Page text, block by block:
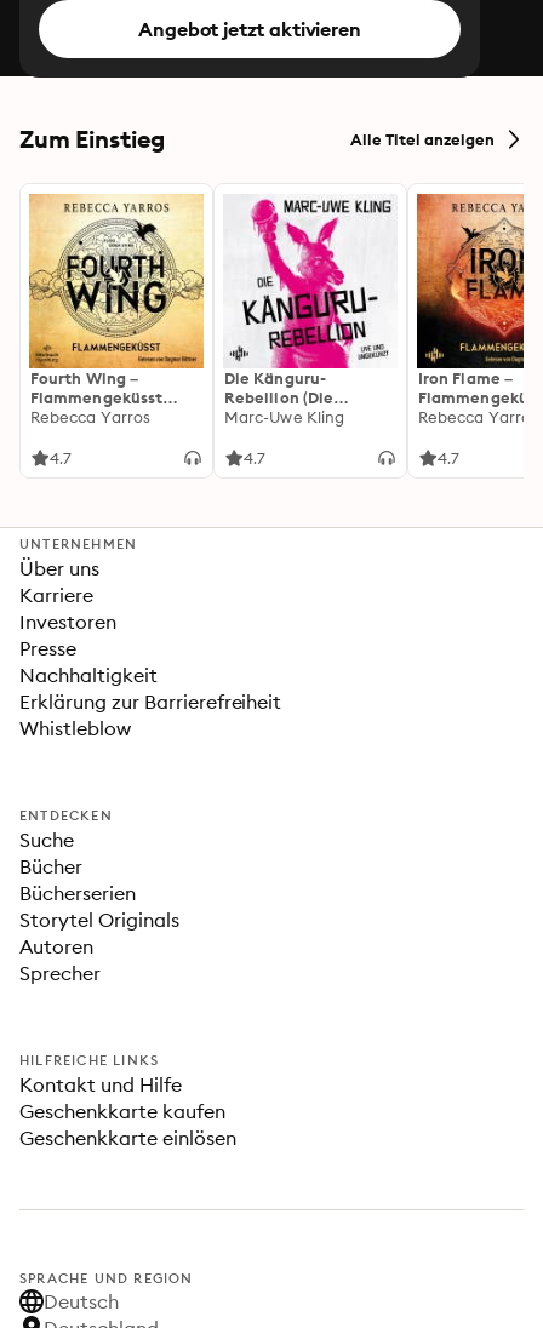
Angebot jetzt aktivieren
Zum Einstieg Alle Titel anzeigen
Fourth Wing –
Flammengeküsst
(Flammengeküsst-
Rebecca Yarros
4.7
Die Känguru-
Rebellion (Die
Känguru-Werke 5)
Marc-Uwe Kling
4.7
Iron Flame –
heißersehnte
Rebecca Yarros
4.7
UNTERNEHMEN
Über uns
Karriere
Investoren
Presse
Nachhaltigkeit
Erklärung zur Barrierefreiheit
Whistleblow
ENTDECKEN
Suche
Bücher
Bücherserien
Storytel Originals
Autoren
Sprecher
HILFREICHE LINKS
Kontakt und Hilfe
Geschenkkarte kaufen
Geschenkkarte einlösen
SPRACHE UND REGION
Deutsch